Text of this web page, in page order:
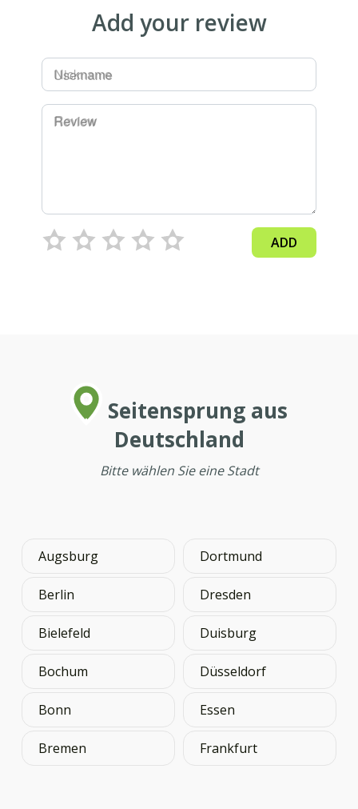
Add your review
Username
Review
ADD
Seitensprung aus
Deutschland
Bitte wählen Sie eine Stadt
Augsburg
Berlin
Bielefeld
Bochum
Bonn
Bremen
Dortmund
Dresden
Duisburg
Düsseldorf
Essen
Frankfurt